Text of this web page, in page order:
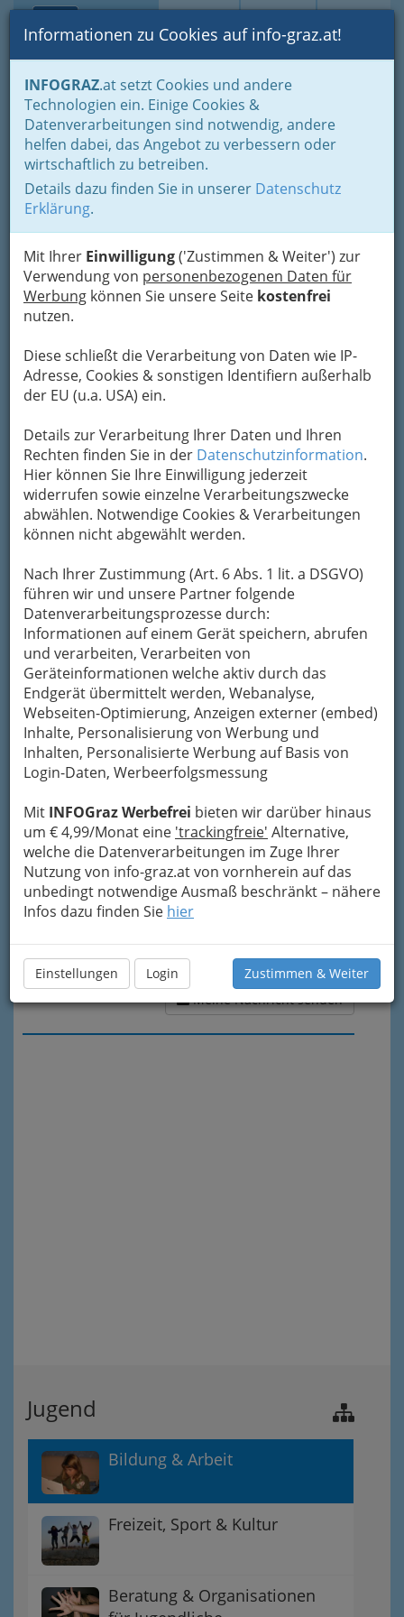
Suche Login Toggle
Informationen zu Cookies auf info-graz.at!
INFOGRAZ.at setzt Cookies und andere
Technologien ein. Einige Cookies &
Datenverarbeitungen sind notwendig, andere
helfen dabei, das Angebot zu verbessern oder
wirtschaftlich zu betreiben.
Details dazu finden Sie in unserer Datenschutz
Erklärung.
Mit Ihrer Einwilligung('Zustimmen & Weiter') zur
Verwendung von personenbezogenen Daten für
Werbung können Sie unsere Seite kostenfrei
nutzen.
Diese schließt die Verarbeitung von Daten wie IP-
Adresse, Cookies & sonstigen Identifiern außerhalb
der EU (u.a. USA) ein.
Details zur Verarbeitung Ihrer Daten und Ihren
Rechten finden Sie in der Datenschutzinformation.
Hier können Sie Ihre Einwilligung jederzeit
widerrufen sowie einzelne Verarbeitungszwecke
abwählen. Notwendige Cookies & Verarbeitungen
können nicht abgewählt werden.
Nach Ihrer Zustimmung (Art. 6 Abs. 1 lit. a DSGVO)
führen wir und unsere Partner folgende
Datenverarbeitungsprozesse durch:
Informationen auf einem Gerät speichern, abrufen
und verarbeiten, Verarbeiten von
Geräteinformationen welche aktiv durch das
Endgerät übermittelt werden, Webanalyse,
Webseiten-Optimierung, Anzeigen externer (embed)
Inhalte, Personalisierung von Werbung und
Inhalten, Personalisierte Werbung auf Basis von
Login-Daten, Werbeerfolgsmessung
Mit INFOGraz Werbefrei bieten wir darüber hinaus
um € 4,99/Monat eine 'trackingfreie' Alternative,
welche die Datenverarbeitungen im Zuge Ihrer
Nutzung von info-graz.at von vornherein auf das
unbedingt notwendige Ausmaß beschränkt – nähere
Infos dazu finden Sie hier
Einstellungen Login Zustimmen & Weiter
Home Lebens-Guide Jugend Bildung & Arbeit
Jobhimmel.at
Hartiggasse 1, 8010 Graz
+43 316 890 027
+43 316 890 027-15
+43 676 917 4228
Karte
Adresse mit Google Maps anschauen
Kontaktaufnahme
Um die Info-Graz Firmenvor Spam-Mails zu
bewahren, verwenden wir an dieser Stelle zur
Übermittlung Ihrer Nachricht ein sicheres
Formular. Ihre Nachricht wird nach dem
Absenden umgehend per Mail an das
Mein Name
Meine Email Adresse
Mein Betreff
Meine Nachricht
Meine Nachricht senden
Jugend
Bildung & Arbeit
Freizeit, Sport & Kultur
Beratung & Organisationen